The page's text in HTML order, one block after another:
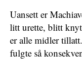
Uansett er
litt urette, blitt
er alle midler
fulgte så